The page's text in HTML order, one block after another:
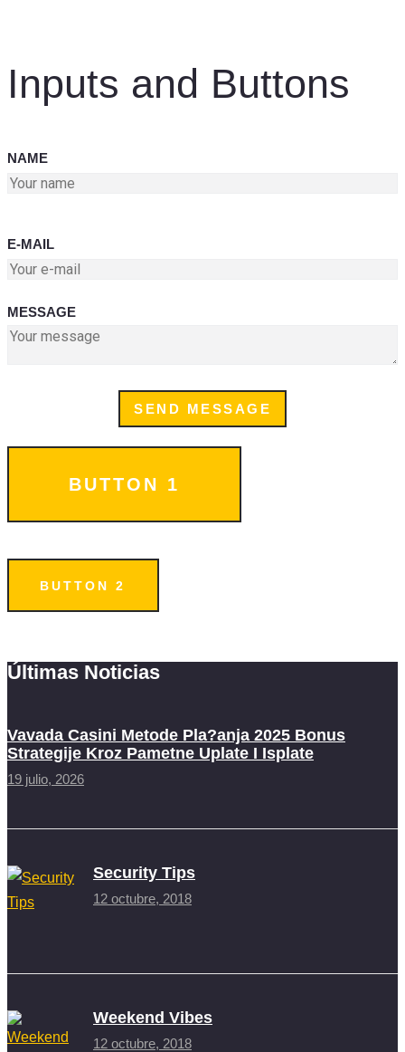
Inputs and Buttons
NAME
E-MAIL
MESSAGE
SEND MESSAGE
BUTTON 1
BUTTON 2
Últimas Noticias
Vavada Casini Metode Pla?anja 2025 Bonus
Strategije Kroz Pametne Uplate I Isplate
19 julio, 2026
Security Tips
12 octubre, 2018
Weekend Vibes
12 octubre, 2018